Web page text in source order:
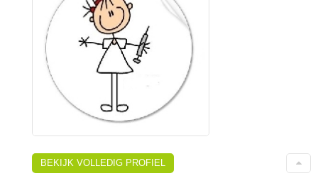
BEKIJK VOLLEDIG PROFIEL